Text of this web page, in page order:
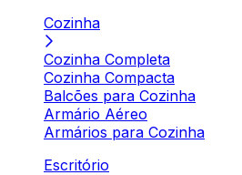
Cozinha
Cozinha Completa
Cozinha Compacta
Balcões para Cozinha
Armário Aéreo
Armários para Cozinha
Escritório